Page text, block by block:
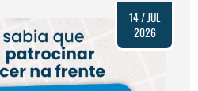
14 / JUL
2026